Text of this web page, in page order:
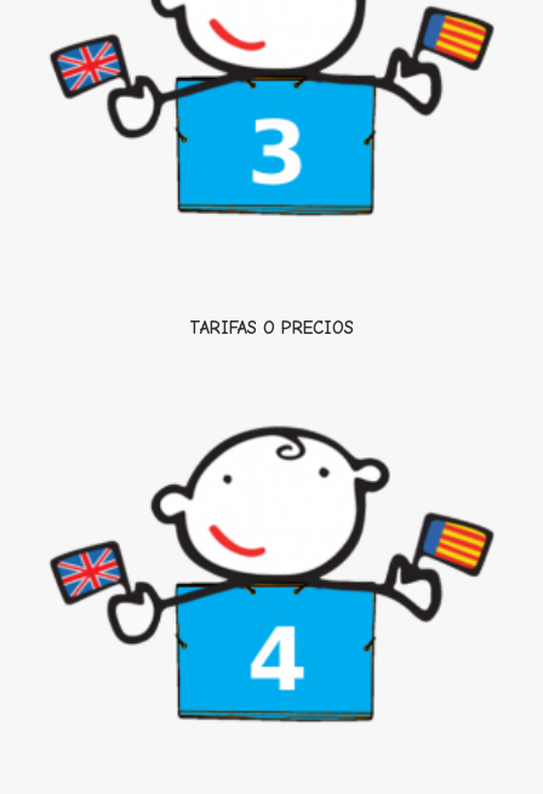
TARIFAS O PRECIOS